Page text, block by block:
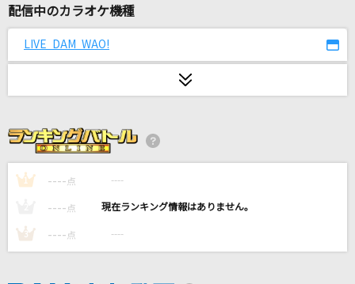
夏色
[生音]君の知らない物語
超特急逃走中
＝LOVE
ファントムシータ
配信中のカラオケ機種
LIVE DAM WAO!
1 ---- 点 ----
---- 点 ----
3 ---- 点 ----